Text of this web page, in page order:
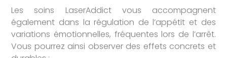
Les soins LaserAddict vous accompagnent
également dans la régulation de l’appétit et des
variations émotionnelles, fréquentes lors de l’arrêt.
Vous pourrez ainsi observer des effets concrets et